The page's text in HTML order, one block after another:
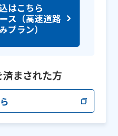
はこちら
ス（高速道路
プラン）
まされた方